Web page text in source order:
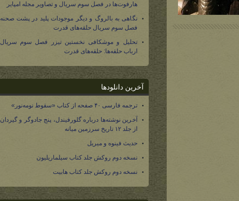
هارفوت‌ها در فصل سوم سریال و تصاویر مجله امپایر
نگاهی به بالروگ و دیگر موجودات پلید در پشت صحنه
فصل سوم سریال حلقه‌های قدرت
تحلیل و موشکافی نخستین تیزر فصل سوم سریال
ارباب حلقه‌ها: حلقه‌های قدرت
آخرین دانلودها
ترجمه فارسی ۴۰ صفحه از کتاب «سقوط نومه‌نور»
آخرین نوشته‌ها درباره گلورفیندل، پنج جادوگر و گیردان
از جلد ۱۲ تاریخ سرزمین میانه
حدیث فینوه و میریل
نسخه دوم روکش جلد کتاب سیلماریلیون
نسخه دوم روکش جلد کتاب هابیت